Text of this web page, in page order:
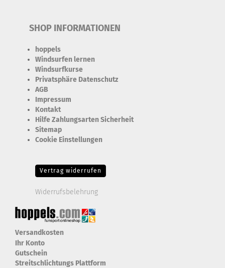
SHOP INFORMATIONEN
hoppels
Windsurfen lernen
Windsurfkurse
Privatsphäre Datenschutz
AGB
Impressum
Kontakt
Hilfe Zahlungsarten Sicherheit
Sitemap
Cookie Einstellungen
Vertrag widerrufen
Widerrufsbelehrung
Versandkosten
Ihr Konto
Gutschein
Streitschlichtungs Plattform